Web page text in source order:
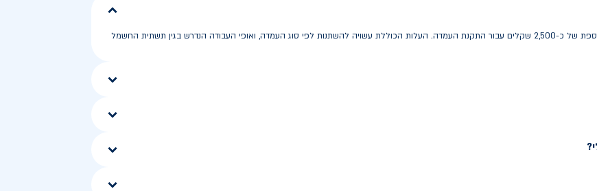
עלות עמדת טעינה ביתית נעה בין 2,000 ל-4,000 שקלים, ובתוספת של כ-2,500 שקלים עבור התקנת העמדה. העלות הכוללת עשויה להשתנות לפי סוג העמדה, ואופי העבודה הנדרש בגין תשתית החשמל